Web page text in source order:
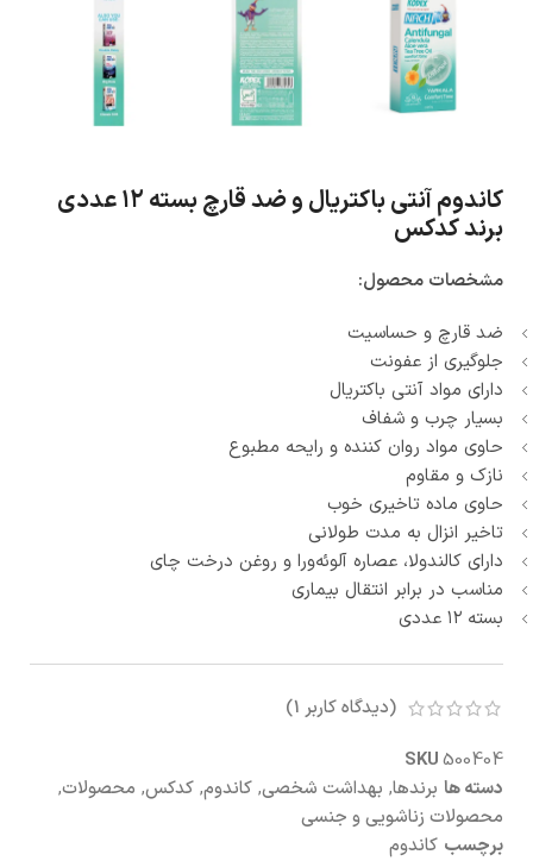
کاندوم آنتی باکتریال و ضد قارچ بسته ۱۲ عددی
برند کدکس
مشخصات محصول:
ضد قارچ و حساسیت
جلوگیری از عفونت
دارای مواد آنتی باکتریال
بسیار چرب و شفاف
حاوی مواد روان کننده و رایحه مطبوع
نازک و مقاوم
حاوی ماده تاخیری خوب
تاخیر انزال به مدت طولانی
دارای کالندولا، عصاره آلوئه‌ورا و روغن درخت چای
مناسب در برابر انتقال بیماری
بسته ۱۲ عددی
(دیدگاه کاربر 1
)
SKU500404
دسته ها برندها, بهداشت شخصی, کاندوم, کدکس, محصولات,
محصولات زناشویی و جنسی
برچسب کاندوم